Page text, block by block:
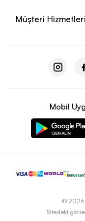
hale gelmiştir.
en üst düzeye
Under armour çantalar
dikişlerle üretilir.
planlarına yönelik
üretilmiştir. Çantalar
nefes alabilir kumaş
kolaylığı
Müşteri Hizmetleri
Mobil
© 2026
Sitedeki